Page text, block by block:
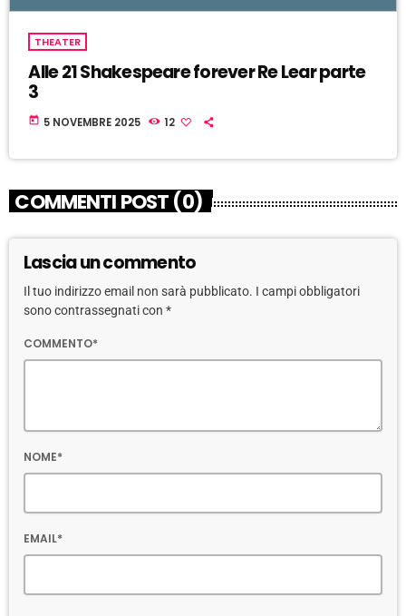
THEATER
Alle 21 Shakespeare forever Re Lear parte
3
today 5 NOVEMBRE 2025 12
COMMENTI POST (0)
Lascia un commento
Il tuo indirizzo email non sarà pubblicato. I campi obbligatori
sono contrassegnati con *
COMMENTO*
NOME*
EMAIL*